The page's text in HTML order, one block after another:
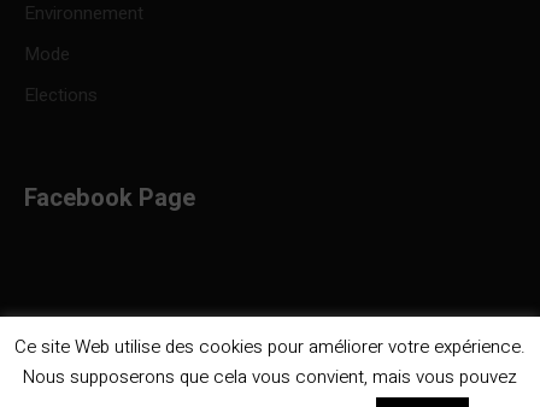
Environnement
Mode
Elections
Facebook Page
Ce site Web utilise des cookies pour améliorer votre expérience.
Nous supposerons que cela vous convient, mais vous pouvez